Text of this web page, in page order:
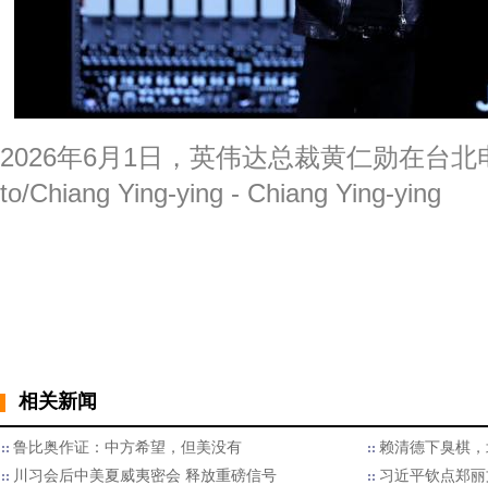
2026年6月1日，英伟达总裁黄仁勋在台
to/Chiang Ying-ying - Chiang Ying-ying
相关新闻
鲁比奥作证：中方希望，但美没有
赖清德下臭棋
川习会后中美夏威夷密会 释放重磅信号
习近平钦点郑